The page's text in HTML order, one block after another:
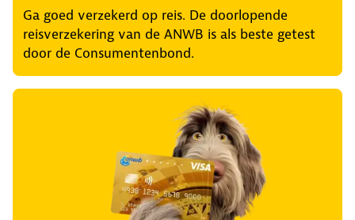
Ga goed verzekerd op reis. De doorlopende
reisverzekering van de ANWB is als beste getest
door de Consumentenbond.